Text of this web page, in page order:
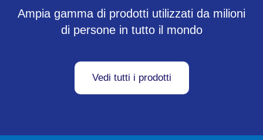
Ampia gamma di prodotti utilizzati da milioni
di persone in tutto il mondo
Vedi tutti i prodotti